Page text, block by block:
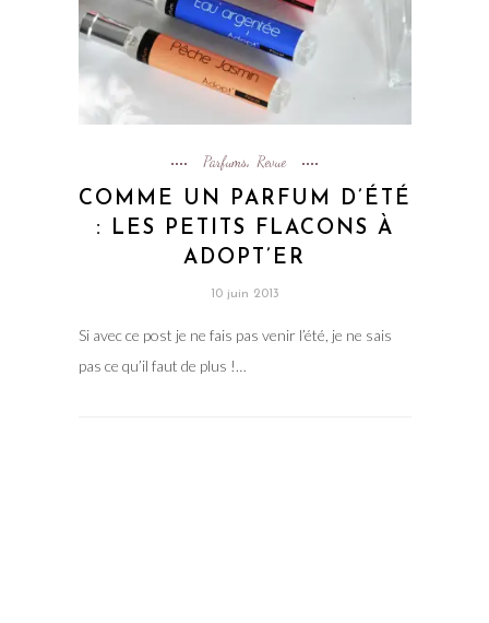
Parfums, Revue
COMME UN PARFUM D’ÉTÉ
: LES PETITS FLACONS À
ADOPT’ER
10 juin 2013
Si avec ce post je ne fais pas venir l’été, je ne sais
pas ce qu’il faut de plus !…